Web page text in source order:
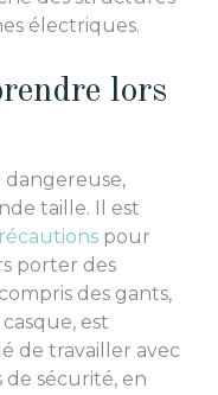
électriques.
lors
dangereuse,
taille. Il est
pour
porter des
des gants,
est
de travailler avec
sécurité, en